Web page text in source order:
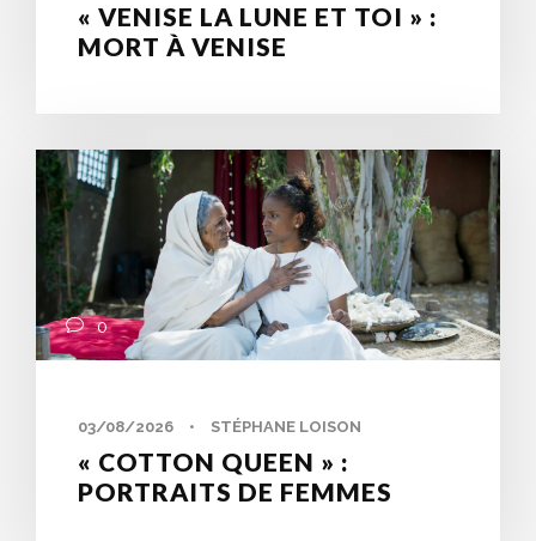
« VENISE LA LUNE ET TOI » :
MORT À VENISE
0
03/08/2026 • STÉPHANE LOISON
« COTTON QUEEN » :
PORTRAITS DE FEMMES